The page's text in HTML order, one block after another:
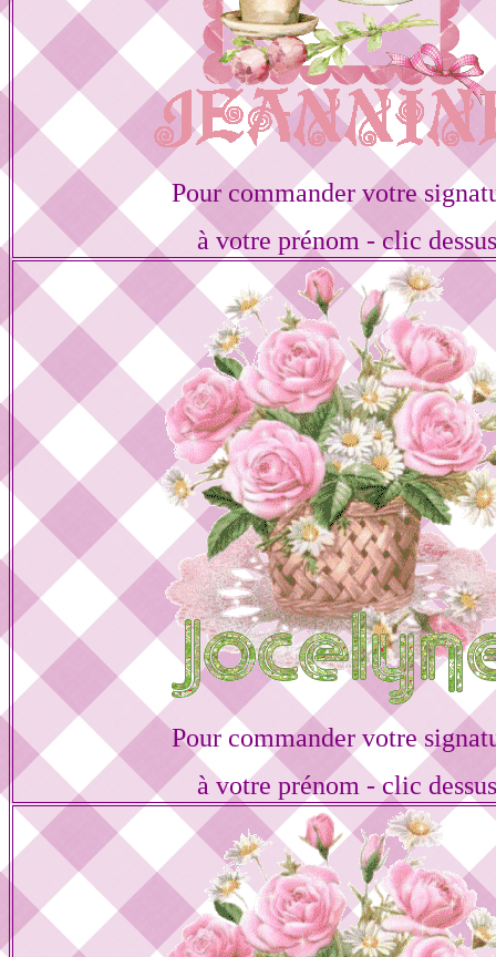
Pour commander votre
à votre prénom - clic dessus
Pour commander votre
à votre prénom - clic dessus